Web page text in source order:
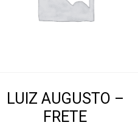
LUIZ AUGUSTO –
FRETE